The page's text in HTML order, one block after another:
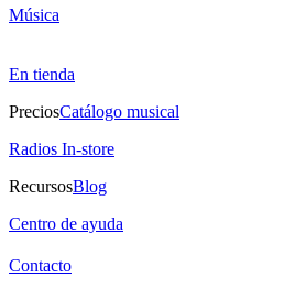
Música
En tienda
PreciosCatálogo musical
Radios In-store
RecursosBlog
Centro de ayuda
Contacto